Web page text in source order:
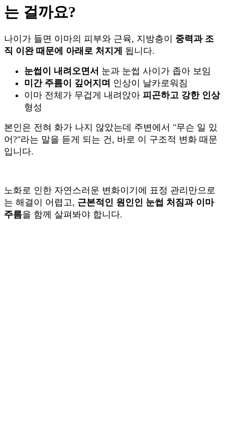
는 걸까요?
나이가 들면 이마의 피부와 근육, 지방층이 중력과 조
직 이완 때문에 아래로 처지게 됩니다.
눈썹이 내려오면서 눈과 눈썹 사이가 좁아 보임
미간 주름이 깊어지며 인상이 날카로워짐
이마 전체가 무겁게 내려앉아 피곤하고 강한 인상
형성
본인은 전혀 화가 나지 않았는데 주변에서 "무슨 일 있
어?"라는 말을 듣게 되는 건, 바로 이 구조적 변화 때문
입니다.
노화로 인한 자연스러운 변화이기에 표정 관리만으로
는 해결이 어렵고, 근본적인 원인인 눈썹 처짐과 이마
주름을 함께 살펴봐야 합니다.